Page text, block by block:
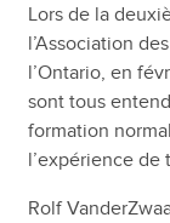
Lors de la
l’Association
l’Ontario, en
sont tous
formation
l’expérience de
Rolf